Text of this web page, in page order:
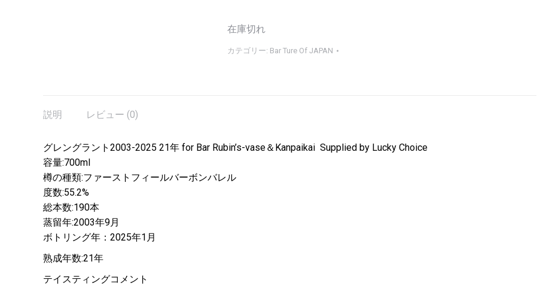
在庫切れ
カテゴリー: Bar Ture Of JAPAN
説明 レビュー (0)
グレングラント2003-2025 21年 for Bar Rubin’s-vase＆Kanpaikai Supplied by Lucky Choice
容量:700ml
樽の種類:ファーストフィールバーボンバレル
度数:55.2%
総本数:190本
蒸留年:2003年9月
ボトリング年：2025年1月
熟成年数:21年
テイスティングコメント